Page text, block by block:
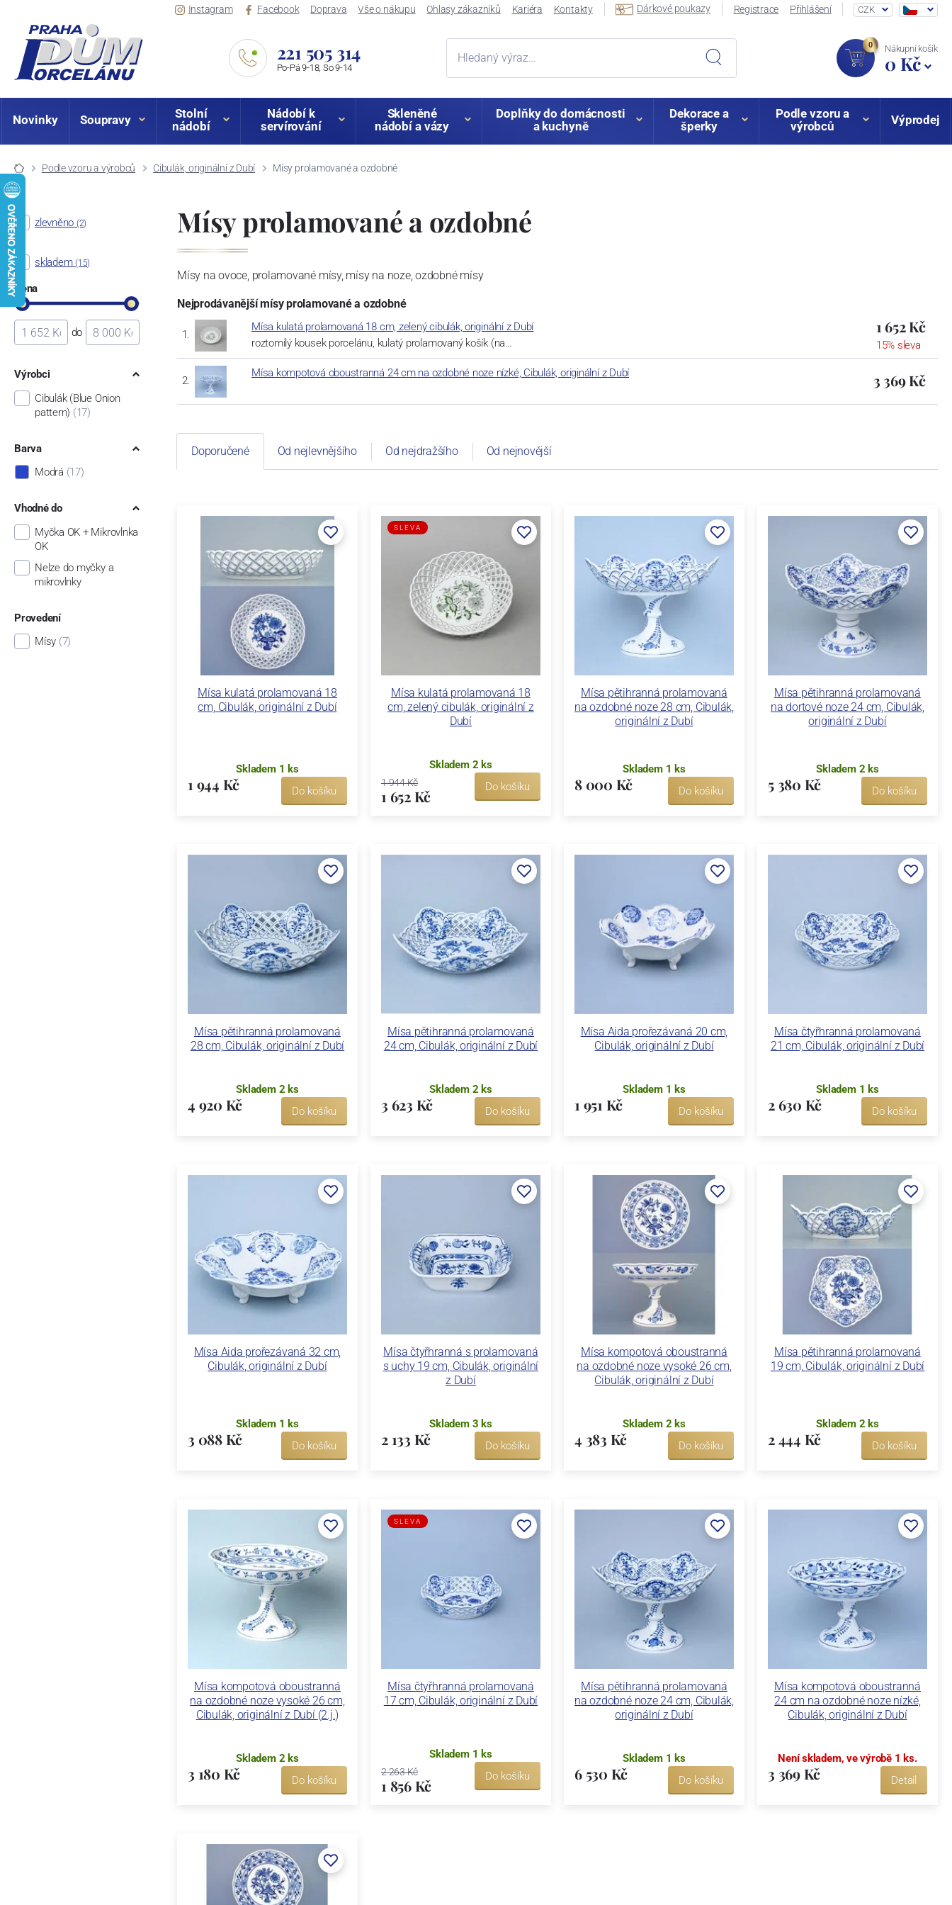
Instagram Facebook Doprava Vše o nákupu Ohlasy zákazníků Kariéra Kontakty Dárkové poukazy Registrace Přihlášení CZK
221 505 314
Po-Pá 9-18, So 9-14
0 Nákupní košík
0 Kč
Novinky Soupravy
Stolní
nádobí
Nádobí k
servírování
Skleněné
nádobí a vázy
Doplňky do domácnosti
a kuchyně
Dekorace a
šperky
Podle vzoru a
výrobců
Výprodej
Podle vzoru a výrobců Cibulák, originální z Dubí Mísy prolamované a ozdobné
Mísy prolamované a ozdobné
Mísy na ovoce, prolamované mísy, mísy na noze, ozdobné mísy
Nejprodávanější mísy prolamované a ozdobné
Mísa kulatá prolamovaná 18 cm, zelený cibulák, originální z Dubí
roztomilý kousek porcelánu, kulatý prolamovaný košík (na…
1 652 Kč
15% sleva
Mísa kompotová oboustranná 24 cm na ozdobné noze nízké, Cibulák, originální z Dubí 3 369 Kč
zlevněno (2)
skladem (15)
Cena
do
Výrobci
Cibulák (Blue Onion
pattern) (17)
Barva
Modrá (17)
Vhodné do
Myčka OK + Mikrovlnka
OK
Nelze do myčky a
mikrovlnky
Provedení
Mísy (7)
Doporučené Od nejlevnějšího Od nejdražšího Od nejnovější
Mísa kulatá prolamovaná 18
cm, Cibulák, originální z Dubí
Skladem 1 ks
1 944 Kč Do košíku
Mísa kulatá prolamovaná 18
cm, zelený cibulák, originální z
Dubí
SLEVA
Skladem 2 ks
1 944 Kč
1 652 Kč
Do košíku
Mísa pětihranná prolamovaná
na ozdobné noze 28 cm, Cibulák,
originální z Dubí
Skladem 1 ks
8 000 Kč Do košíku
Mísa pětihranná prolamovaná
na dortové noze 24 cm, Cibulák,
originální z Dubí
Skladem 2 ks
5 380 Kč Do košíku
Mísa pětihranná prolamovaná
28 cm, Cibulák, originální z Dubí
Skladem 2 ks
4 920 Kč Do košíku
Mísa pětihranná prolamovaná
24 cm, Cibulák, originální z Dubí
Skladem 2 ks
3 623 Kč Do košíku
Mísa Aida prořezávaná 20 cm,
Cibulák, originální z Dubí
Skladem 1 ks
1 951 Kč Do košíku
Mísa čtyřhranná prolamovaná
21 cm, Cibulák, originální z Dubí
Skladem 1 ks
2 630 Kč Do košíku
Mísa Aida prořezávaná 32 cm,
Cibulák, originální z Dubí
Skladem 1 ks
3 088 Kč Do košíku
Mísa čtyřhranná s prolamovaná
s uchy 19 cm, Cibulák, originální
z Dubí
Skladem 3 ks
2 133 Kč Do košíku
Mísa kompotová oboustranná
na ozdobné noze vysoké 26 cm,
Cibulák, originální z Dubí
Skladem 2 ks
4 383 Kč Do košíku
Mísa pětihranná prolamovaná
19 cm, Cibulák, originální z Dubí
Skladem 2 ks
2 444 Kč Do košíku
Mísa kompotová oboustranná
na ozdobné noze vysoké 26 cm,
Cibulák, originální z Dubí (2.j.)
Skladem 2 ks
3 180 Kč Do košíku
Mísa čtyřhranná prolamovaná
17 cm, Cibulák, originální z Dubí
SLEVA
Skladem 1 ks
2 263 Kč
1 856 Kč
Do košíku
Mísa pětihranná prolamovaná
na ozdobné noze 24 cm, Cibulák,
originální z Dubí
Skladem 1 ks
6 530 Kč Do košíku
Mísa kompotová oboustranná
24 cm na ozdobné noze nízké,
Cibulák, originální z Dubí
Není skladem, ve výrobě 1 ks.
3 369 Kč Detail